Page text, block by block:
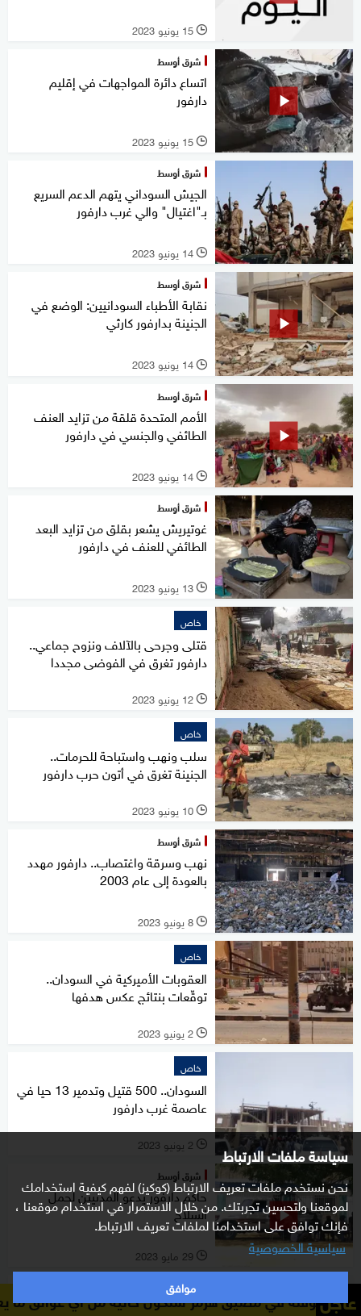
سياسة ملفات الارتباط
نحن نستخدم ملفات تعريف الارتباط (كوكيز) لفهم كيفية استخدامك
لموقعنا ولتحسين تجربتك. من خلال الاستمرار في استخدام موقعنا ،
فإنك توافق على استخدامنا لملفات تعريف الارتباط.
سياسية الخصوصية
موافق
l 15 يونيو 2023
شرق أوسط
اتساع دائرة المواجهات في إقليم
دارفور
l 15 يونيو 2023
شرق أوسط
الجيش السوداني يتهم الدعم السريع
بـ"اغتيال" والي غرب دارفور
l 14 يونيو 2023
شرق أوسط
نقابة الأطباء السودانيين: الوضع في
الجنينة بدارفور كارثي
l 14 يونيو 2023
شرق أوسط
الأمم المتحدة قلقة من تزايد العنف
الطائفي والجنسي في دارفور
l 14 يونيو 2023
شرق أوسط
غوتيريش يشعر بقلق من تزايد البعد
الطائفي للعنف في دارفور
l 13 يونيو 2023
خاص
قتلى وجرحى بالآلاف ونزوح جماعي..
دارفور تغرق في الفوضى مجددا
l 12 يونيو 2023
خاص
سلب ونهب واستباحة للحرمات..
الجنينة تغرق في أتون حرب دارفور
l 10 يونيو 2023
شرق أوسط
نهب وسرقة واغتصاب.. دارفور مهدد
بالعودة إلى عام 2003
l 8 يونيو 2023
خاص
العقوبات الأميركية في السودان..
توقّعات بنتائج عكس هدفها
l 2 يونيو 2023
خاص
السودان.. 500 قتيل وتدمير 13 حيا في
عاصمة غرب دارفور
l 2 يونيو 2023
شرق أوسط
حاكم دارفور يدعو المدنيين لحمل
السلاح
l 29 مايو 2023
شرق أوسط
حاكم دارفور يدعو السودانيين في عاجلهرمز ستكون خالية من أي عوائق ما يعني عدم